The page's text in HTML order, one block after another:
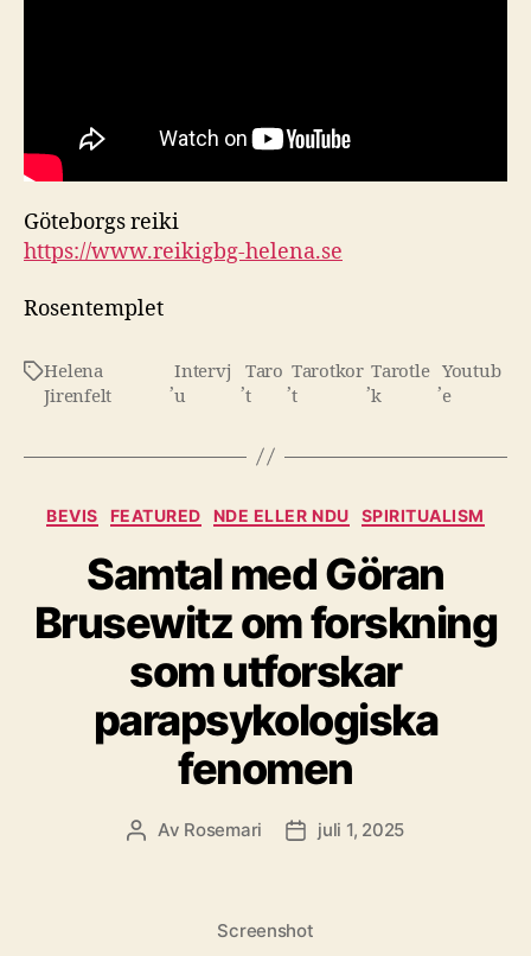
Göteborgs reiki
https://www.reikigbg-helena.se
Rosentemplet
Etiketter
Helena
Jirenfelt
,
Intervj
u
,
Taro
t
,
Tarotkor
t
,
Tarotle
k
,
Youtub
e
Kategorier
BEVIS FEATURED NDE ELLER NDU SPIRITUALISM
Samtal med Göran
Brusewitz om forskning
som utforskar
parapsykologiska
fenomen
Inläggsförfattare
Av Rosemari Inläggsdatum
juli 1, 2025
Screenshot